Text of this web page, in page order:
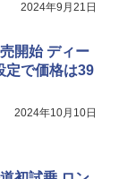
2024年9月21日
開始 ディー
定で価格は39
2024年10月10日